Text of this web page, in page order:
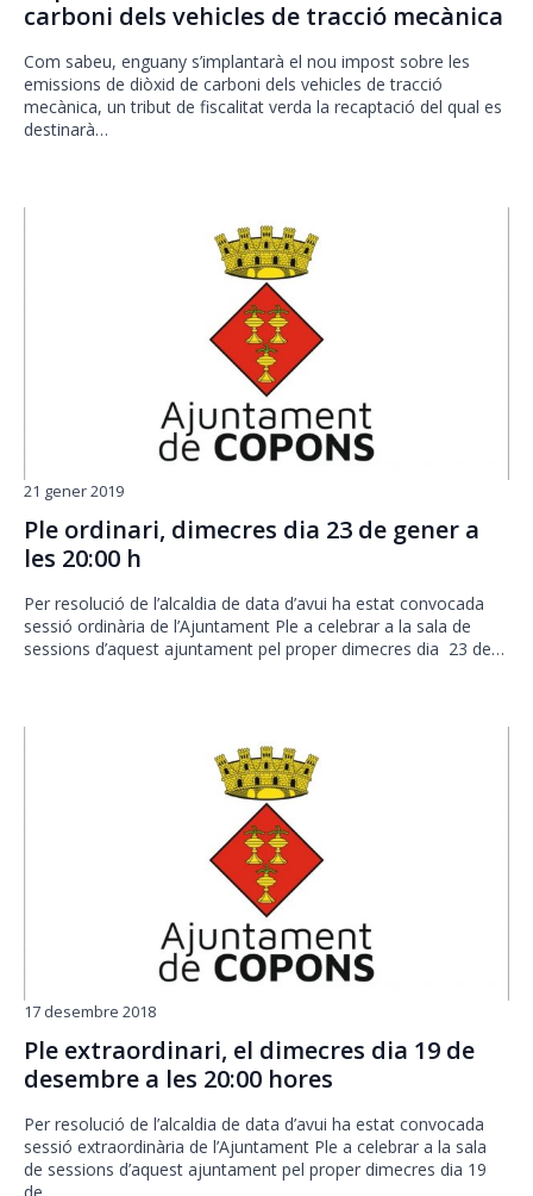
carboni dels vehicles de tracció mecànica
Com sabeu, enguany s’implantarà el nou impost sobre les
emissions de diòxid de carboni dels vehicles de tracció
mecànica, un tribut de fiscalitat verda la recaptació del qual es
destinarà…
Ple ordinari, dimecres dia 23 de gener a
les 20:00 h
21 gener 2019
Per resolució de l’alcaldia de data d’avui ha estat convocada
sessió ordinària de l’Ajuntament Ple a celebrar a la sala de
sessions d’aquest ajuntament pel proper dimecres dia 23 de…
Ple extraordinari, el dimecres dia 19 de
desembre a les 20:00 hores
17 desembre 2018
Per resolució de l’alcaldia de data d’avui ha estat convocada
sessió extraordinària de l’Ajuntament Ple a celebrar a la sala
de sessions d’aquest ajuntament pel proper dimecres dia 19
de…